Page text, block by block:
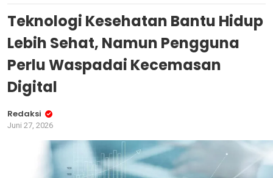
Teknologi Kesehatan Bantu Hidup
Lebih Sehat, Namun Pengguna
Perlu Waspadai Kecemasan
Digital
Redaksi
Juni 27, 2026